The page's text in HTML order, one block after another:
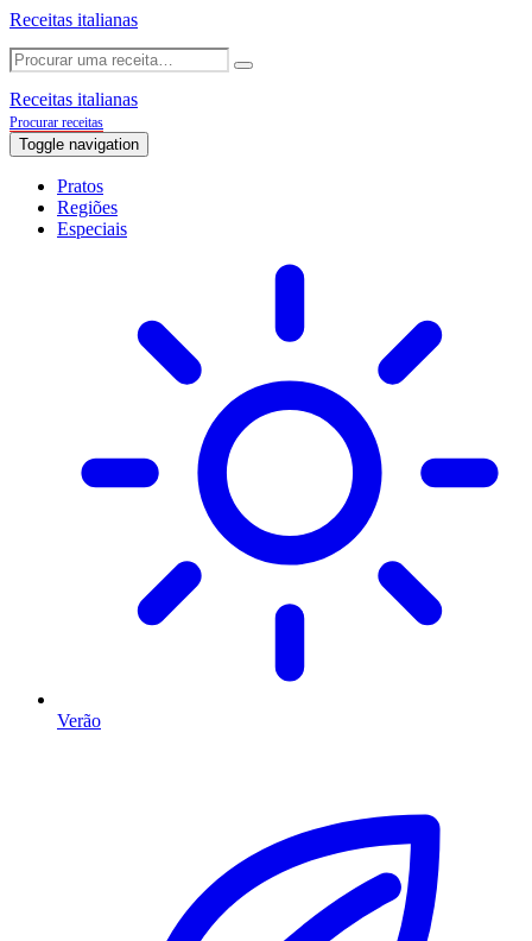
Receitas italianas
Receitas italianas
Procurar receitas
Toggle navigation
Pratos
Regiões
Especiais
Verão